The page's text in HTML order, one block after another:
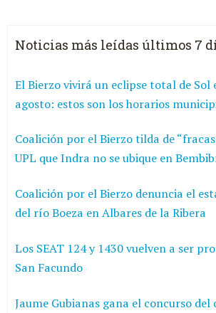
Noticias más leídas últimos 7
El Bierzo vivirá un eclipse total de Sol
agosto: estos son los horarios
Coalición por el Bierzo tilda de
UPL que Indra no se ubique en
Coalición por el Bierzo denuncia el
del río Boeza en Albares de la Ribera
Los SEAT 124 y 1430 vuelven a ser
San Facundo
Jaume Gubianas gana el concurso del